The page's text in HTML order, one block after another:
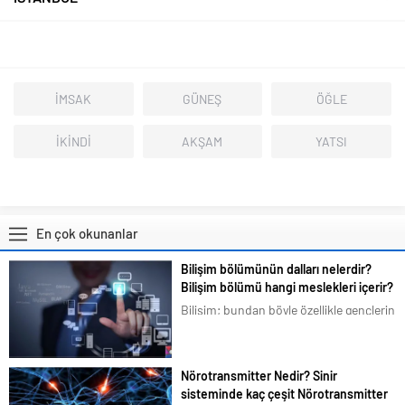
İMSAK GÜNEŞ ÖĞLE
İKİNDİ AKŞAM YATSI
En çok okunanlar
Bilişim bölümünün dalları nelerdir?
Bilişim bölümü hangi meslekleri içerir?
Bilişim; bundan böyle özellikle gençlerin
en basit bir şeyi bile akıllı telefonlarımız
üzerindeki uygulamalardan...
Nörotransmitter Nedir? Sinir
sisteminde kaç çeşit Nörotransmitter